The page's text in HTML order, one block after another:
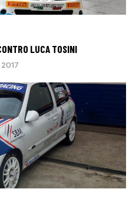
LUCA TOSINI